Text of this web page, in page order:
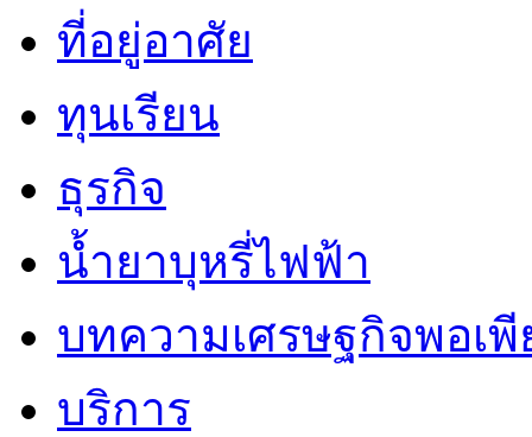
ที่อยู่อาศัย
ทุนเรียน
ธุรกิจ
น้ำยาบุหรี่ไฟฟ้า
บทความเศรษฐกิจพอเพี
บริการ